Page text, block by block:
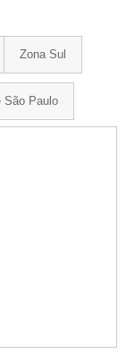
Zona Sul
São Paulo